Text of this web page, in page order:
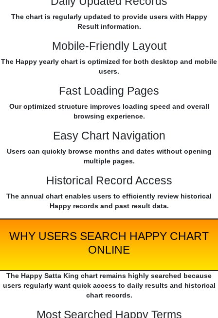
The chart is regularly updated to provide users with Happy
Result information.
Mobile-Friendly Layout
The Happy yearly chart is optimized for both desktop and mobile
users.
Fast Loading Pages
Our optimized structure improves loading speed and overall
browsing experience.
Easy Chart Navigation
Users can quickly browse months and dates without opening
multiple pages.
Historical Record Access
The annual chart enables users to efficiently review historical
Happy records and past result data.
WHY USERS SEARCH HAPPY CHART
ONLINE
The Happy Satta King chart remains highly searched because
users regularly want quick access to daily results and historical
chart records.
Most Searched Happy Terms